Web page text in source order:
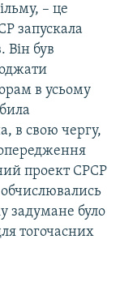
– це
запускала
Він був
в усьому
в свою чергу,
проект СРСР
задумане було
тогочасних